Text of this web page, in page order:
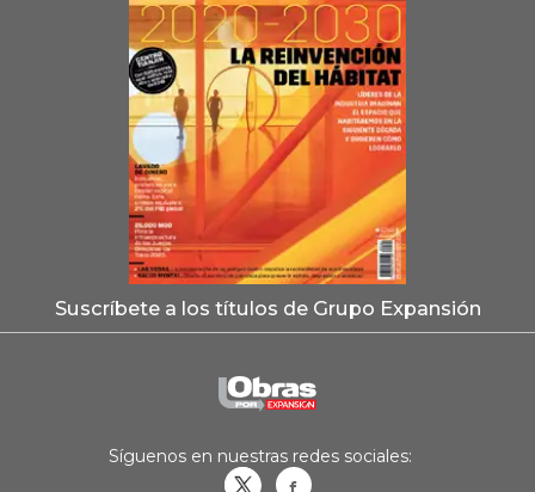
Suscríbete a los títulos de Grupo Expansión
Síguenos en nuestras redes sociales: